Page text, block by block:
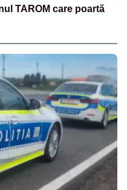
TAROM care poartă